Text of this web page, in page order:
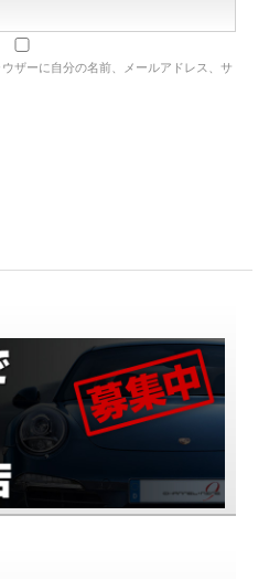
ザーに自分の名前、メールアドレス、サ